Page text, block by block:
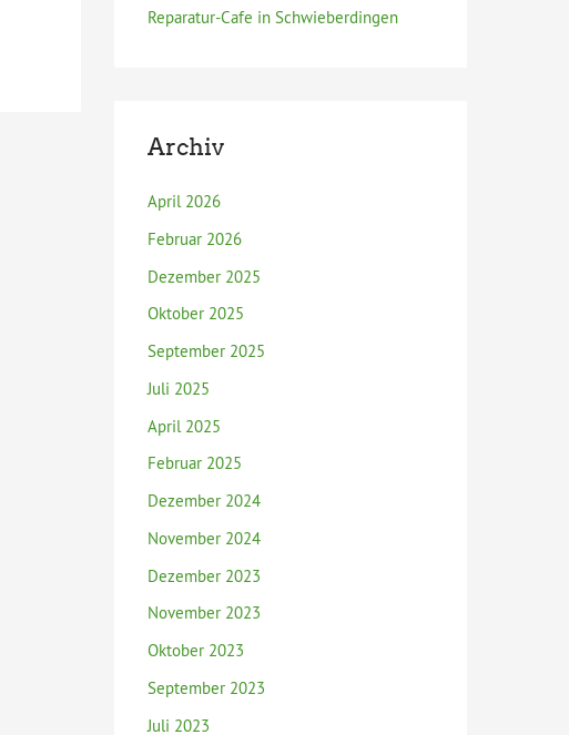
Reparatur-Cafe in Schwieberdingen
Archiv
April 2026
Februar 2026
Dezember 2025
Oktober 2025
September 2025
Juli 2025
April 2025
Februar 2025
Dezember 2024
November 2024
Dezember 2023
November 2023
Oktober 2023
September 2023
Juli 2023